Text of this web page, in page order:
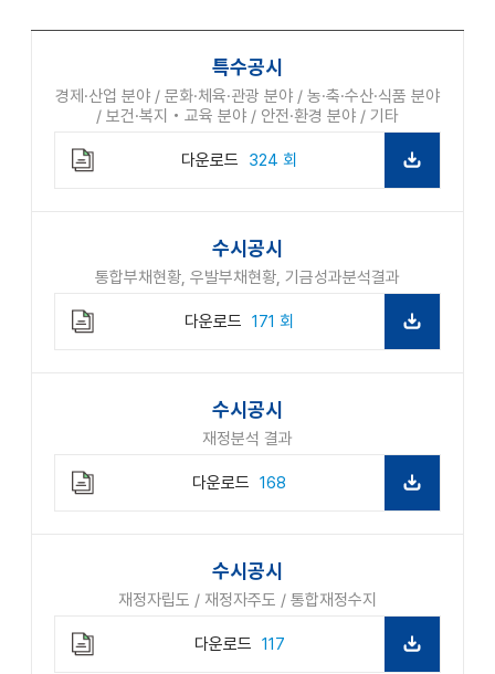
드
특수공시
경제·산업 분야 / 문화·체육·관광 분야 / 농·축·수산·식품 분야
/ 보건·복지‧교육 분야 / 안전·환경 분야 / 기타
다운로드 324 회
수시공시
통합부채현황, 우발부채현황, 기금성과분석결과
다운로드 171 회
수시공시
재정분석 결과
다운로드 168
수시공시
재정자립도 / 재정자주도 / 통합재정수지
다운로드 117